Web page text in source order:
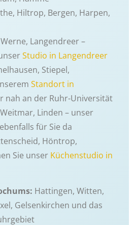
Hiltrop, Bergen, Harpen,
Langendreer –
Studio in Langendreer
Stiepel,
Standort in
nah an der Ruhr-Universität
Weitmar, Linden – unser
für Sie da
Höntrop,
Sie unser Küchenstudio in
Hattingen, Witten,
Gelsenkirchen und das